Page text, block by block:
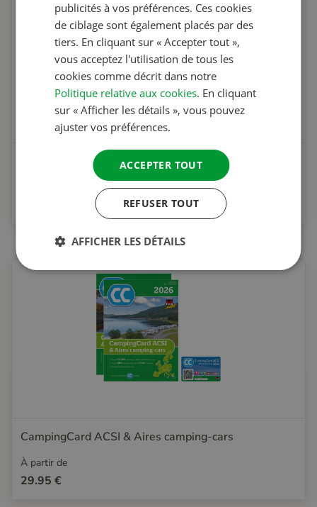
CampingCard ACSI
CampingCard ACSI & Aires camping-cars
À partir de
29.95 €
DANISH
publicités à vos préférences. Ces cookies
de ciblage sont également placés par des
tiers. En cliquant sur « Accepter tout »,
vous acceptez l'utilisation de tous les
cookies comme décrit dans notre
Politique relative aux cookies. En cliquant
sur « Afficher les détails », vous pouvez
ajuster vos préférences.
ACCEPTER TOUT
REFUSER TOUT
AFFICHER LES DÉTAILS